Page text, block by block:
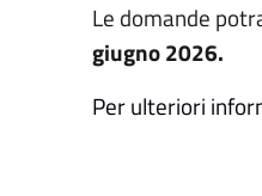
Le domande
giugno 2026.
Per ulteriori